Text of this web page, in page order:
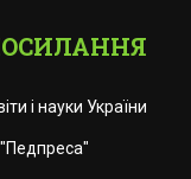
і науки України
"Педпреса"